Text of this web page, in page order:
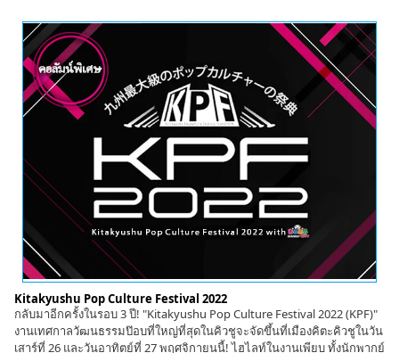
Kitakyushu Pop Culture Festival 2022
กลับมาอีกครั้งในรอบ 3 ปี! "Kitakyushu Pop Culture Festival 2022 (KPF)"
งานเทศกาลวัฒนธรรมป๊อบที่ใหญ่ที่สุดในคิวชูจะจัดขึ้นที่เมืองคิตะคิวชูในวัน
เสาร์ที่ 26 และวันอาทิตย์ที่ 27 พฤศจิกายนนี้! ไฮไลท์ในงานเพียบ ทั้งนักพากย์